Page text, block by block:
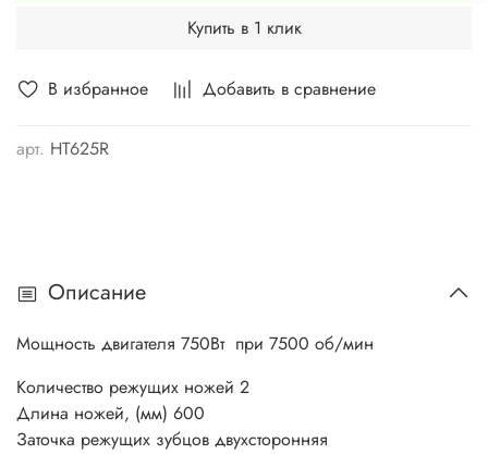
В избранное Добавить в сравнение
арт. HT625R
Купить в 1 клик
Описание
Мощность двигателя 750Вт при 7500 об/мин
Количество режущих ножей 2
Длина ножей, (мм) 600
Заточка режущих зубцов двухсторонняя